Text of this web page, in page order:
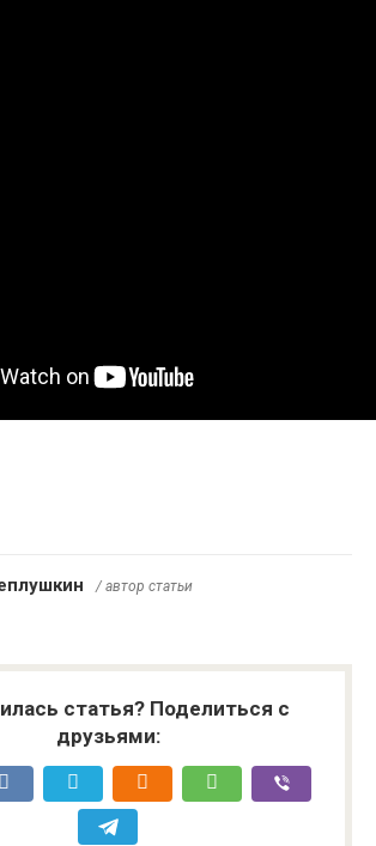
/ автор статьи
статья? Поделиться с
друзьями: